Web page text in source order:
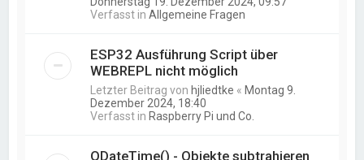
Verfasst inAllgemeine Fragen
ESP32 Ausführung Script über
WEBREPL nicht möglich
Letzter Beitrag von hjliedtke « Montag 9.
Dezember 2024, 18:40
Verfasst in Raspberry Pi und Co.
QDateTime() - Objekte subtrahieren